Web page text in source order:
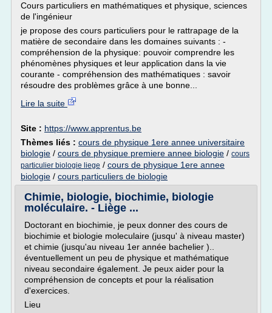
Cours particuliers en mathématiques et physique, sciences
de l'ingénieur
je propose des cours particuliers pour le rattrapage de la
matière de secondaire dans les domaines suivants : -
compréhension de la physique: pouvoir comprendre les
phénomènes physiques et leur application dans la vie
courante - compréhension des mathématiques : savoir
résoudre des problèmes grâce à une bonne...
Lire la suite
Site : https://www.apprentus.be
Thèmes liés : cours de physique 1ere annee universitaire
biologie / cours de physique premiere annee biologie / cours
particulier biologie liege / cours de physique 1ere annee
biologie / cours particuliers de biologie
Chimie, biologie, biochimie, biologie
moléculaire. - Liège ...
Doctorant en biochimie, je peux donner des cours de
biochimie et biologie moleculaire (jusqu' à niveau master)
et chimie (jusqu'au niveau 1er année bachelier )..
éventuellement un peu de physique et mathématique
niveau secondaire également. Je peux aider pour la
compréhension de concepts et pour la réalisation
d'exercices.
Lieu